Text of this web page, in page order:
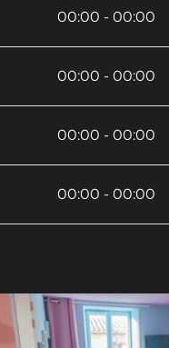
00:00 - 00:00
00:00 - 00:00
00:00 - 00:00
00:00 - 00:00